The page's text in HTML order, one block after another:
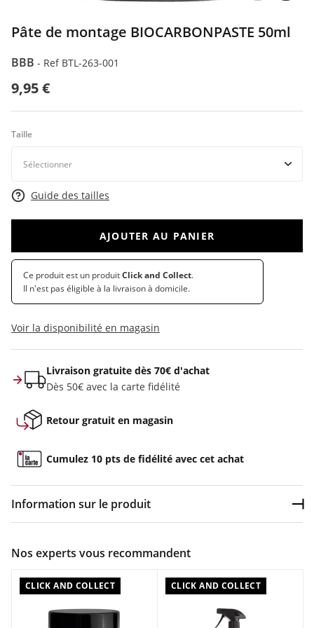
Pâte de montage BIOCARBONPASTE 50ml
BBB - Ref BTL-263-001
9,95 €
Taille
Guide des tailles
AJOUTER AU PANIER
Ce produit est un produitClick and Collect.
Il n'est pas éligible à la livraison à domicile.
Voir la disponibilité en magasin
Livraison gratuite dès 70€ d'achat
Dès 50€ avec la carte fidélité
Retour gratuit en magasin
Cumulez 10 pts de fidélité avec cet achat
Information sur le produit
Caractéristiques :
Pâte de montage spécifique pour le montage de pièces de
Nos experts vous recommandent
CLICK AND COLLECT CLICK AND COLLECT